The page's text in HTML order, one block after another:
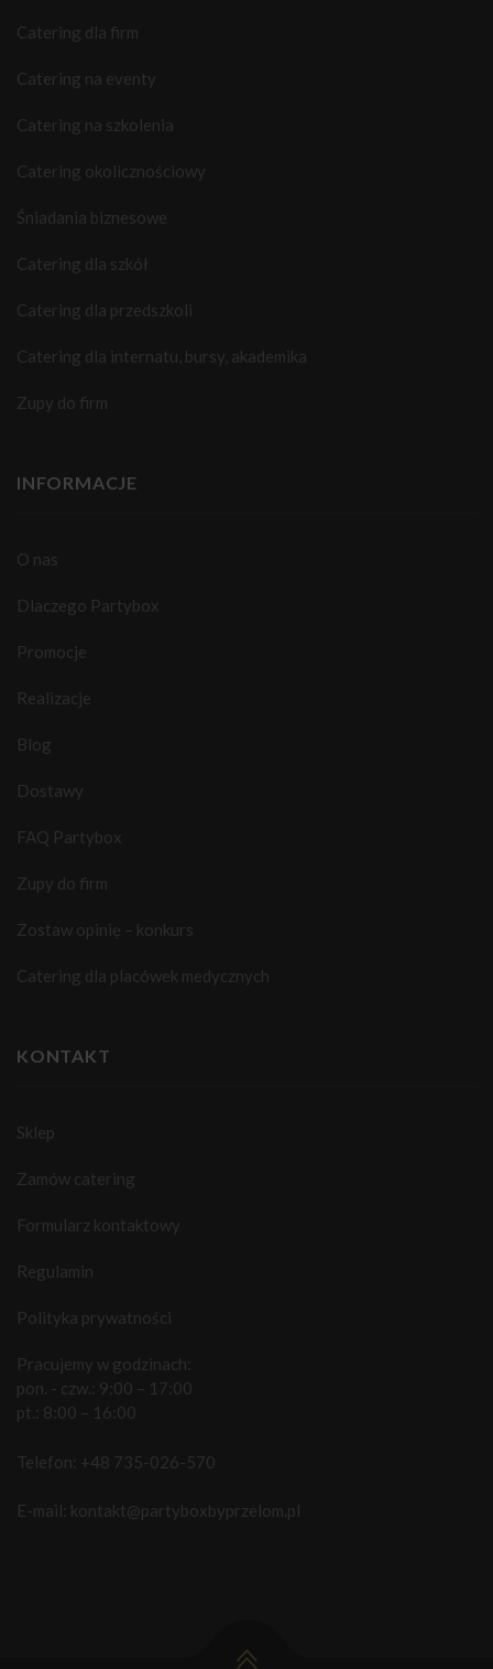
Catering dla firm
Catering na eventy
Catering na szkolenia
Catering okolicznościowy
Śniadania biznesowe
Catering dla szkół
Catering dla przedszkoli
Catering dla internatu, bursy, akademika
Zupy do firm
INFORMACJE
O nas
Dlaczego Partybox
Promocje
Realizacje
Blog
Dostawy
FAQ Partybox
Zupy do firm
Zostaw opinię – konkurs
Catering dla placówek medycznych
KONTAKT
Sklep
Zamów catering
Formularz kontaktowy
Regulamin
Polityka prywatności
Pracujemy w godzinach:
pon. - czw.: 9:00 – 17:00
pt.: 8:00 – 16:00
Telefon: +48 735-026-570
E-mail: kontakt@partyboxbyprzelom.pl